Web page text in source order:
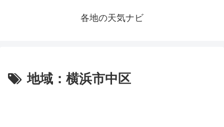
各地の天気ナビ
地域：横浜市中区